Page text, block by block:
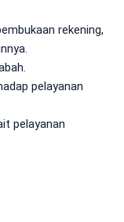
rekening,
pelayanan
pelayanan